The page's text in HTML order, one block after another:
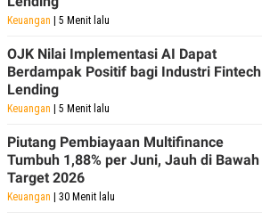
Keuangan | 5 Menit lalu
OJK Nilai Implementasi AI Dapat
Berdampak Positif bagi Industri Fintech
Lending
Keuangan | 5 Menit lalu
Piutang Pembiayaan Multifinance
Tumbuh 1,88% per Juni, Jauh di Bawah
Target 2026
Keuangan | 30 Menit lalu